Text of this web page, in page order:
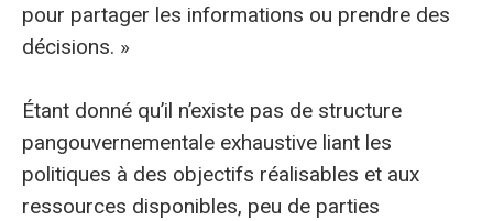
pour partager les informations ou prendre des
décisions. »
Étant donné qu’il n’existe pas de structure
pangouvernementale exhaustive liant les
politiques à des objectifs réalisables et aux
ressources disponibles, peu de parties